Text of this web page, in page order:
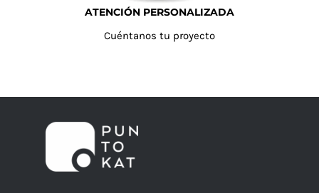
ATENCIÓN PERSONALIZADA
Cuéntanos tu proyecto